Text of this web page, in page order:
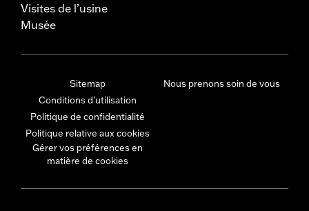
Visites de l’usine
Musée
Sitemap
Conditions d'utilisation
Politique de confidentialité
Politique relative aux cookies
Gérer vos préférences en
matière de cookies
Nous prenons soin de vous